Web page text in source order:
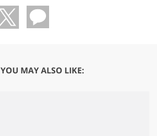
YOU MAY ALSO LIKE: